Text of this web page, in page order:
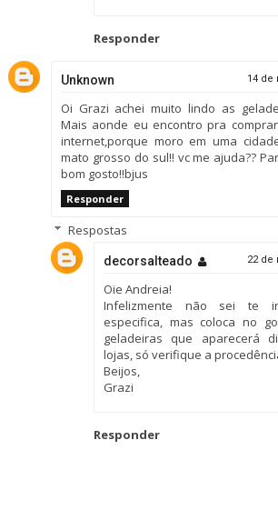
Responder
Unknown 14 de
Oi Grazi achei muito lindo as
Mais aonde eu encontro pra
internet,porque moro em uma
mato grosso do sul!! vc me ajuda??
bom gosto!!bjus
Responder
Respostas
decorsalteado 22 de
Oie Andreia!
Infelizmente não sei te
especifica, mas coloca no
geladeiras que aparecerá
lojas, só verifique a
Beijos,
Grazi
Responder